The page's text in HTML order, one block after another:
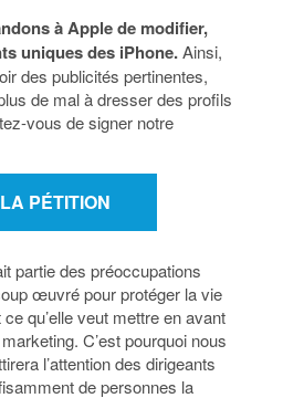
à Apple de modifier,
uniques des iPhone.Ainsi,
des publicités pertinentes,
de mal à dresser des profils
vous de signer notre
PÉTITION
partie des préoccupations
œuvré pour protéger la vie
qu’elle veut mettre en avant
C’est pourquoi nous
l’attention des dirigeants
de personnes la